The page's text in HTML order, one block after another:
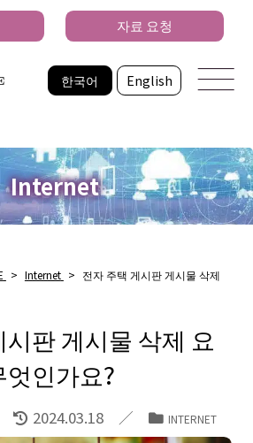
한국어 English
자료 요청
Internet
> Internet > 전자 주택 게시판 게시물 삭제
판 게시물 삭제 요
인가요?
2024.03.18 INTERNET